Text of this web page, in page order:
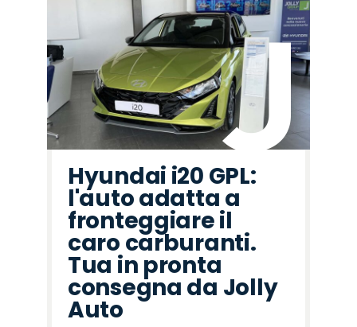
Hyundai i20 GPL:
l'auto adatta a
fronteggiare il
caro carburanti.
Tua in pronta
consegna da Jolly
Auto